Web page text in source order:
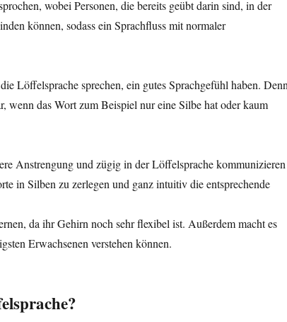
wobei Personen, die bereits geübt darin sind, in der
können, sodass ein Sprachfluss mit normaler
Löffelsprache sprechen, ein gutes Sprachgefühl haben.
wenn das Wort zum Beispiel nur eine Silbe hat oder kaum
Anstrengung und zügig in der Löffelsprache kommunizieren
in Silben zu zerlegen und ganz intuitiv die entsprechende
da ihr Gehirn noch sehr flexibel ist. Außerdem macht es
Erwachsenen verstehen können.